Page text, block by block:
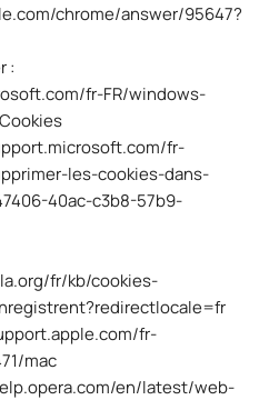
chrome/answer/95647?
:
fr-FR/windows-
fr-
les-cookies-dans-
40ac-c3b8-57b9-
fr/kb/cookies-
fr-
mac
en/latest/web-